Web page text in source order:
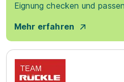
Eignung checken und
Mehr erfahren